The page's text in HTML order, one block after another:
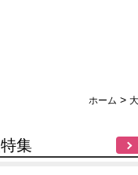
ホーム >
集